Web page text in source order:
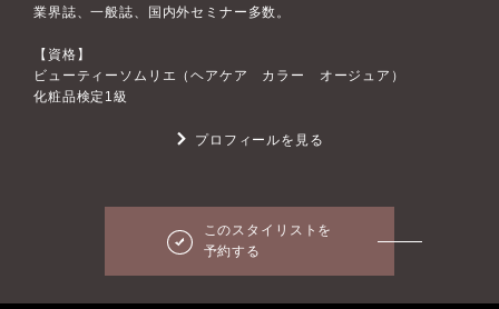
業界誌、一般誌、国内外セミナー多数。
【資格】
ビューティーソムリエ（ヘアケア カラー オージュア）
化粧品検定1級
プロフィールを見る
このスタイリストを
予約する